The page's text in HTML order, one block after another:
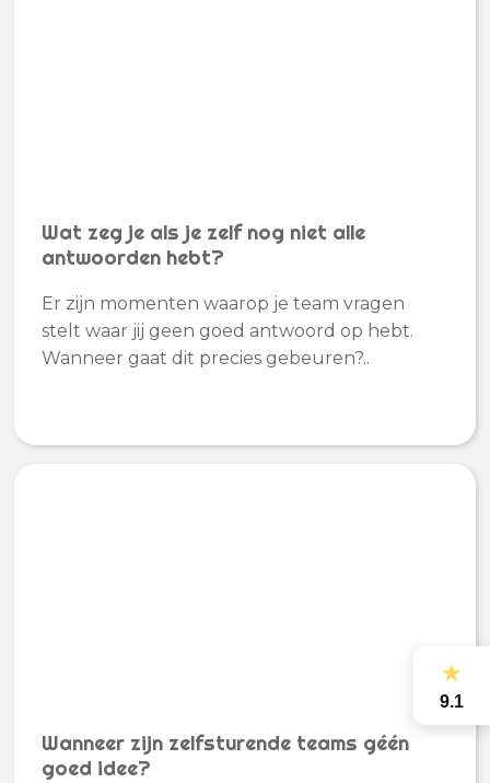
Wat zeg je als je zelf nog niet alle
antwoorden hebt?
Er zijn momenten waarop je team vragen
stelt waar jij geen goed antwoord op hebt.
Wanneer gaat dit precies gebeuren?..
Wanneer zijn zelfsturende teams géén
goed idee?
★
9.1